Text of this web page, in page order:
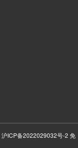
沪ICP备2022029032号-2 免